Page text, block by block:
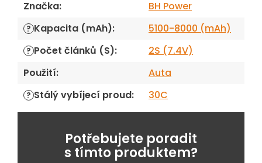
Značka: BH Power
? Kapacita (mAh): 5100-8000 (mAh)
? Počet článků (S):
2S (7.4V)
Použití: Auta
? Stálý vybíjecí proud: 30C
Potřebujete poradit
s tímto produktem?